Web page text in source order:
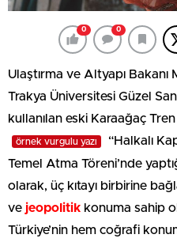
0 0
Ulaştırma ve Altyapı
Trakya Üniversitesi Güzel
kullanılan eski Karaağaç
örnek vurgulu yazı
“Halkalı
Temel Atma Töreni’nde
olarak, üç kıtayı birbirine
ve jeopolitik konuma sahip
Türkiye’nin hem coğrafi